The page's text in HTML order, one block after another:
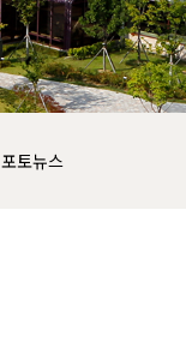
포토뉴스